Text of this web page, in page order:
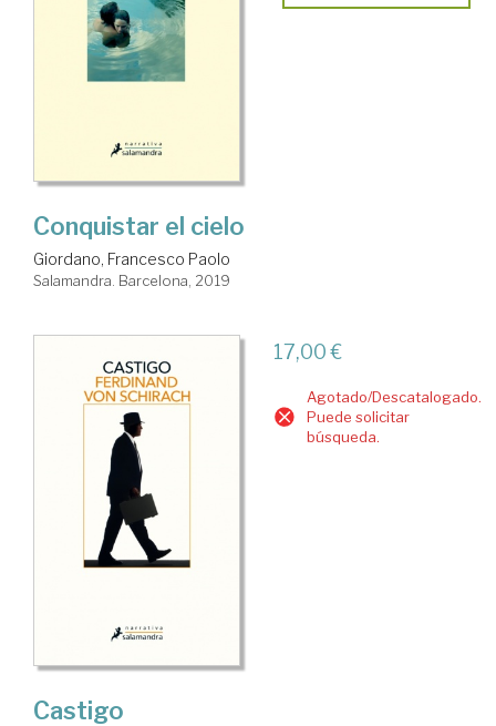
Conquistar el cielo
Giordano, Francesco Paolo
Salamandra. Barcelona, 2019
17,00 €
Agotado/Descatalogado.
Puede solicitar
búsqueda.
Castigo